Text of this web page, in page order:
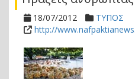
18/07/2012
ΤΥΠΟΣ
http://